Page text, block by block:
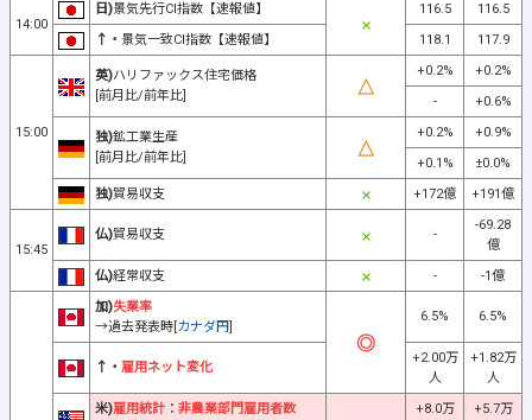
14:00
日)景気先行CI指数【速報値】 116.5
116.5
↑・ 景気一致CI指数【速報値】 118.1 117.9
15:00
英)ハリファックス住宅価格
[前月比/前年比]
+0.2%
+0.2%
-
+0.6%
独)鉱工業生産
[前月比/前年比]
+0.2%
+0.9%
+0.1%
±0.0%
独)貿易収支 +172億 +191億
15:45
仏)貿易収支 -
-69.28
億
仏)経常収支 - -1億
加)失業率
→過去発表時[ カナダ円
6.5% 6.5%
↑・ 雇用ネット変化
+2.00万
人
+1.82万
人
米)雇用統計 ： 非農業部門雇用者数
+8.0万
+5.7万